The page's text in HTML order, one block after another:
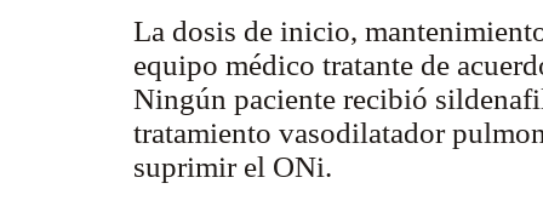
La dosis de inicio,
equipo médico tratante de
Ningún paciente recibió
tratamiento vasodilatador
suprimir el ONi.